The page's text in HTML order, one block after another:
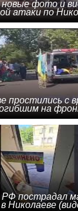
новые фото и
атаки по
простились с
на
РФ пострадал
Николаеве